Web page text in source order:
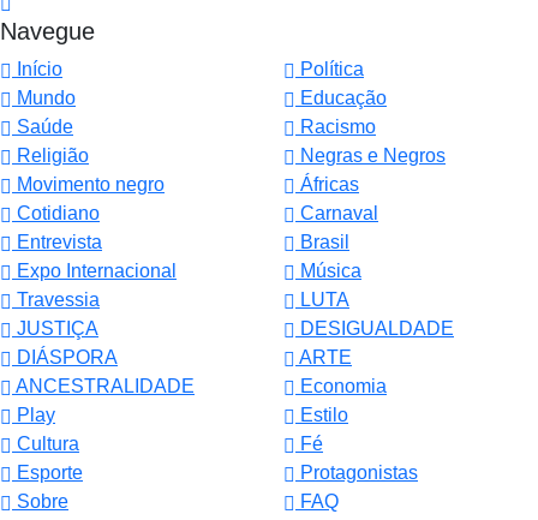
Navegue
Início
Política
Mundo
Educação
Saúde
Racismo
Religião
Negras e Negros
Movimento negro
Áfricas
Cotidiano
Carnaval
Entrevista
Brasil
Expo Internacional
Música
Travessia
LUTA
JUSTIÇA
DESIGUALDADE
DIÁSPORA
ARTE
ANCESTRALIDADE
Economia
Play
Estilo
Cultura
Fé
Esporte
Protagonistas
Sobre
FAQ